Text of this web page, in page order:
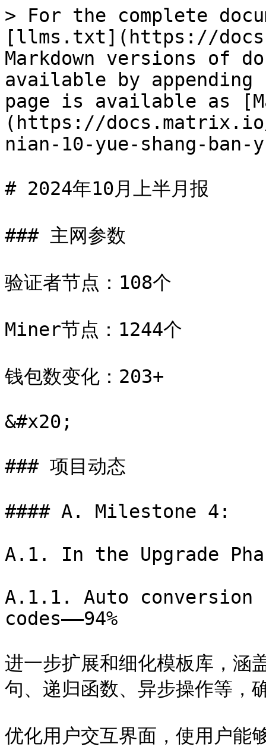
> For the complete
[llms.txt](https://
Markdown versions of
available by
page is available as
(https://
nian-10-yue-shang-ban-
# 2024年10月上半月报
### 主网参数
验证者节点：108个
Miner节点：1244个
钱包数变化：203+
&#x20;
### 项目动态
#### A. Milestone 4:
A.1. In the Upgrade
A.1.1. Auto conversion
codes——94%
进一步扩展和细化模板库，涵
句、递归函数、异步操作等，
优化用户交互界面，使用户能